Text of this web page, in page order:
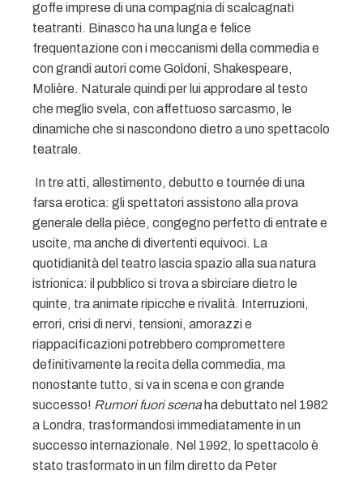
goffe imprese di una compagnia di scalcagnati
teatranti. Binasco ha una lunga e felice
frequentazione con i meccanismi della commedia e
con grandi autori come Goldoni, Shakespeare,
Molière. Naturale quindi per lui approdare al testo
che meglio svela, con affettuoso sarcasmo, le
dinamiche che si nascondono dietro a uno spettacolo
teatrale.
In tre atti, allestimento, debutto e tournée di una
farsa erotica: gli spettatori assistono alla prova
generale della pièce, congegno perfetto di entrate e
uscite, ma anche di divertenti equivoci. La
quotidianità del teatro lascia spazio alla sua natura
istrionica: il pubblico si trova a sbirciare dietro le
quinte, tra animate ripicche e rivalità. Interruzioni,
errori, crisi di nervi, tensioni, amorazzi e
riappacificazioni potrebbero compromettere
definitivamente la recita della commedia, ma
nonostante tutto, si va in scena e con grande
successo! Rumori fuori scena ha debuttato nel 1982
a Londra, trasformandosi immediatamente in un
successo internazionale. Nel 1992, lo spettacolo è
stato trasformato in un film diretto da Peter